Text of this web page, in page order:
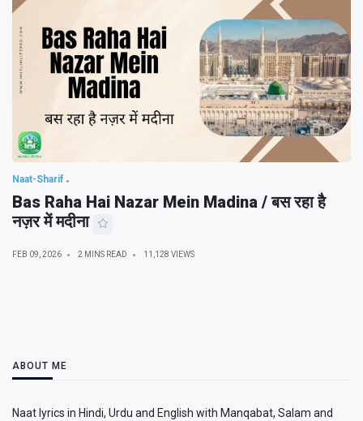
Naat-Sharif
Bas Raha Hai Nazar Mein Madina / बस रहा है
नज़र में मदीना
FEB 09, 2026 2 MINS READ 11,128 VIEWS
ABOUT ME
Naat lyrics in Hindi, Urdu and English with Manqabat, Salam and